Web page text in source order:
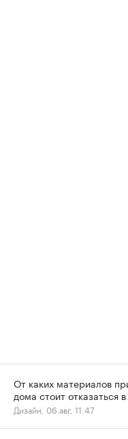
От каких материалов
дома стоит отказаться
Дизайн, 06 авг, 11:47